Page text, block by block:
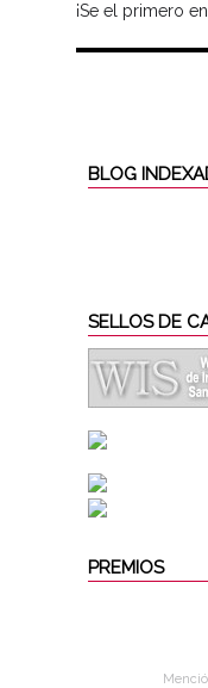
¡Se el primero
BLOG
SELLOS DE
PREMIOS